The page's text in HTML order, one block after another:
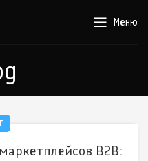
Меню
B2B: